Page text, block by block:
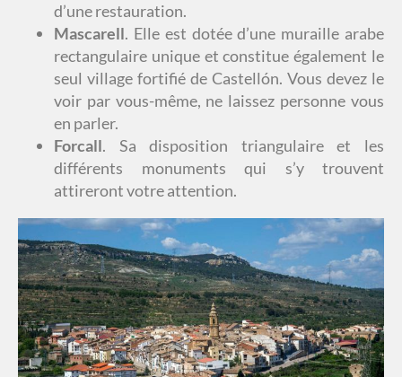
d’une restauration.
Mascarell. Elle est dotée d’une muraille arabe
rectangulaire unique et constitue également le
seul village fortifié de Castellón. Vous devez le
voir par vous-même, ne laissez personne vous
en parler.
Forcall. Sa disposition triangulaire et les
différents monuments qui s’y trouvent
attireront votre attention.